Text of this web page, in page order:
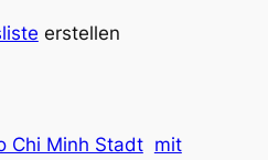
erstellen
Chi Minh Stadt mit